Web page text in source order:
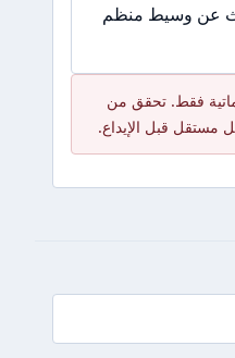
عن وسيط منظم
فقط. تحقق من
مستقل قبل الإيداع.